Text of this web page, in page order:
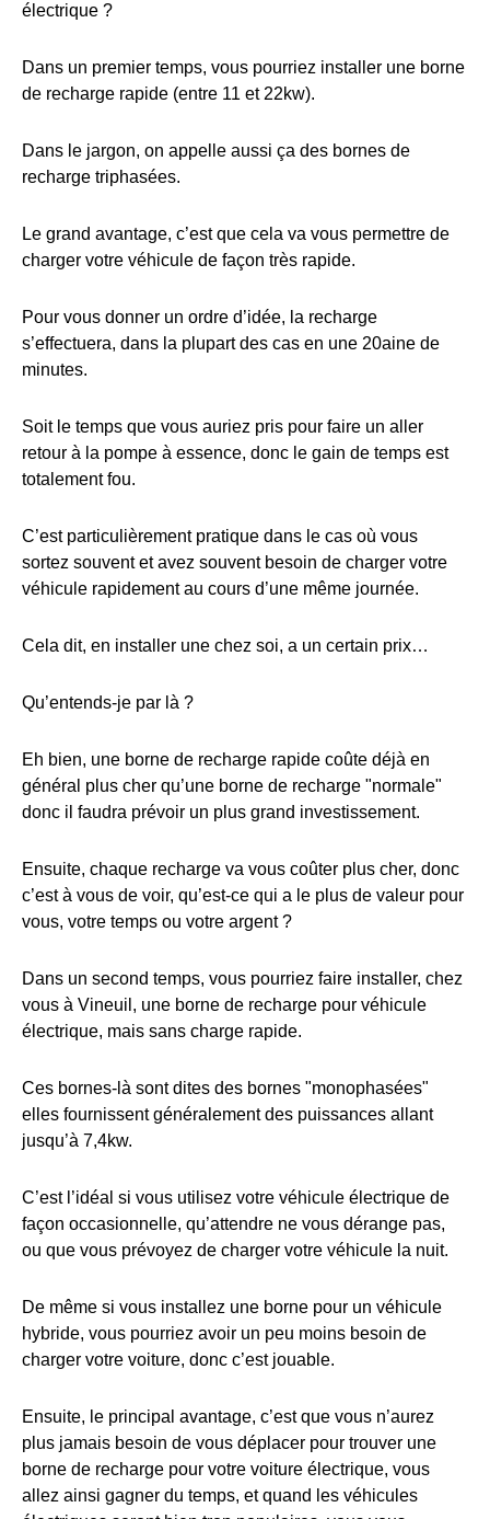
électrique ?
Dans un premier temps, vous pourriez installer une borne
de recharge rapide (entre 11 et 22kw).
Dans le jargon, on appelle aussi ça des bornes de
recharge triphasées.
Le grand avantage, c’est que cela va vous permettre de
charger votre véhicule de façon très rapide.
Pour vous donner un ordre d’idée, la recharge
s’effectuera, dans la plupart des cas en une 20aine de
minutes.
Soit le temps que vous auriez pris pour faire un aller
retour à la pompe à essence, donc le gain de temps est
totalement fou.
C’est particulièrement pratique dans le cas où vous
sortez souvent et avez souvent besoin de charger votre
véhicule rapidement au cours d’une même journée.
Cela dit, en installer une chez soi, a un certain prix…
Qu’entends-je par là ?
Eh bien, une borne de recharge rapide coûte déjà en
général plus cher qu’une borne de recharge "normale"
donc il faudra prévoir un plus grand investissement.
Ensuite, chaque recharge va vous coûter plus cher, donc
c’est à vous de voir, qu’est-ce qui a le plus de valeur pour
vous, votre temps ou votre argent ?
Dans un second temps, vous pourriez faire installer, chez
vous à Vineuil, une borne de recharge pour véhicule
électrique, mais sans charge rapide.
Ces bornes-là sont dites des bornes "monophasées"
elles fournissent généralement des puissances allant
jusqu’à 7,4kw.
C’est l’idéal si vous utilisez votre véhicule électrique de
façon occasionnelle, qu’attendre ne vous dérange pas,
ou que vous prévoyez de charger votre véhicule la nuit.
De même si vous installez une borne pour un véhicule
hybride, vous pourriez avoir un peu moins besoin de
charger votre voiture, donc c’est jouable.
Ensuite, le principal avantage, c’est que vous n’aurez
plus jamais besoin de vous déplacer pour trouver une
borne de recharge pour votre voiture électrique, vous
allez ainsi gagner du temps, et quand les véhicules